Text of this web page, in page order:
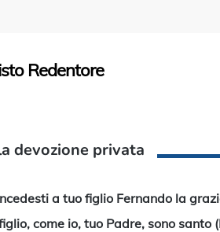
Redentore
devozione privata
a tuo figlio Fernando la
come io, tuo Padre, sono santo